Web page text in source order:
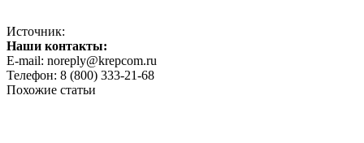
Источник:
Наши контакты:
E-mail: noreply@krepcom.ru
Телефон: 8 (800) 333-21-68
Похожие статьи